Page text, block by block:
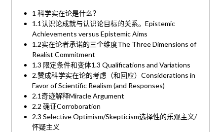
1 科学实在论是什么？
1.1认识论成就与认识论目标的关系。Epistemic
Achievements versus Epistemic Aims
1.2实在论者承诺的三个维度The Three Dimensions of
Realist Commitment
1.3 限定条件和变体1.3 Qualifications and Variations
2.赞成科学实在论的考虑（和回应）Considerations in
Favor of Scientific Realism (and Responses)
2.1奇迹解释Miracle Argument
2.2 确证Corroboration
2.3 Selective Optimism/Skepticism选择性的乐观主义/
怀疑主义